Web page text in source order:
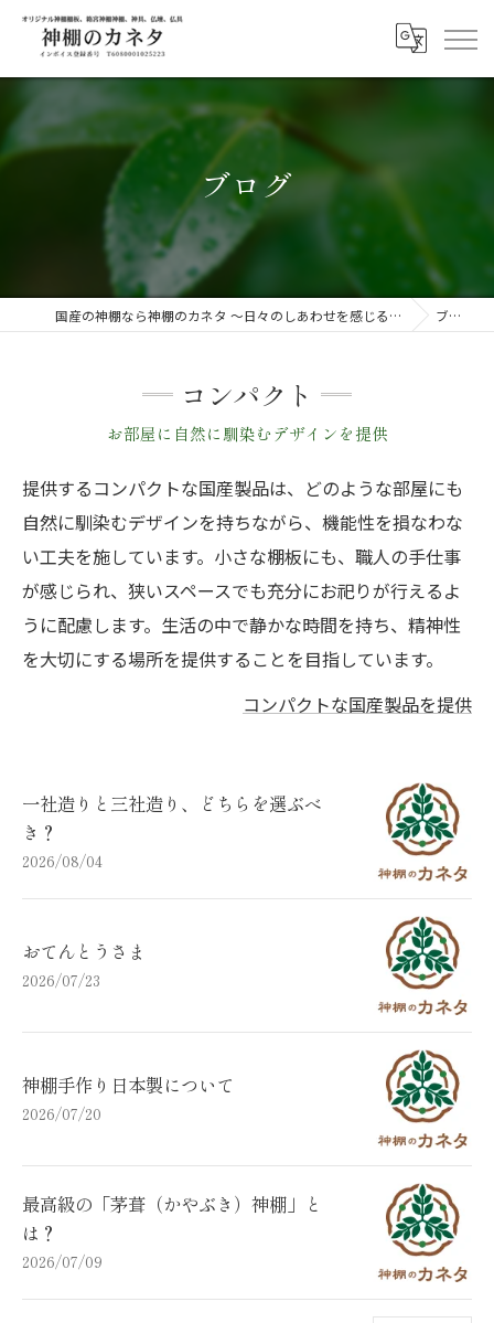
ブログ
国産の神棚なら神棚のカネタ ～日々のしあわせを感じる物を～ ブログ
コンパクト
お部屋に自然に馴染むデザインを提供
提供するコンパクトな国産製品は、どのような部屋にも
自然に馴染むデザインを持ちながら、機能性を損なわな
い工夫を施しています。小さな棚板にも、職人の手仕事
が感じられ、狭いスペースでも充分にお祀りが行えるよ
うに配慮します。生活の中で静かな時間を持ち、精神性
を大切にする場所を提供することを目指しています。
コンパクトな国産製品を提供
一社造りと三社造り、どちらを選ぶべ
き？
2026/08/04
おてんとうさま
2026/07/23
神棚手作り日本製について
2026/07/20
最高級の「茅葺（かやぶき）神棚」と
は？
2026/07/09